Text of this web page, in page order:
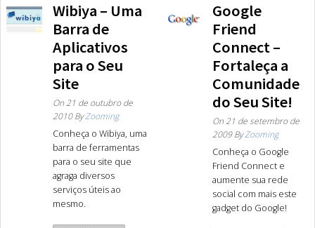
Wibiya – Uma
Barra de
Aplicativos
para o Seu
Site
On 21 de outubro de
2010ByZooming
Conheça o Wibiya, uma
barra de ferramentas
para o seu site que
agraga diversos
serviços úteis ao
mesmo.
Google
Friend
Connect –
Fortaleça a
Comunidade
do Seu Site!
On 21 de setembro de
2009ByZooming
Conheça o Google
Friend Connect e
aumente sua rede
social com mais este
gadget do Google!